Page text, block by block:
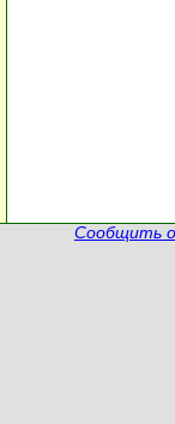
Сообщить о